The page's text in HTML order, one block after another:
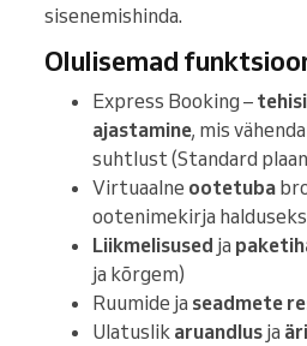
sisenemishinda.
Olulisemad
Express Booking –
ajastamine, mis
suhtlust (Standard
Virtuaalne ootetuba
ootenimekirja halduseks
Liikmelisused ja
ja kõrgem)
Ruumide ja seadmete
Ulatuslik aruandlus ja